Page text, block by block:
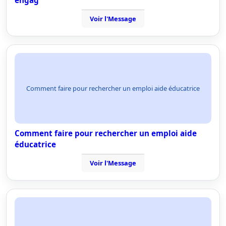
Voir l'Message
Comment faire pour rechercher un emploi aide éducatrice
Comment faire pour rechercher un emploi aide
éducatrice
Voir l'Message